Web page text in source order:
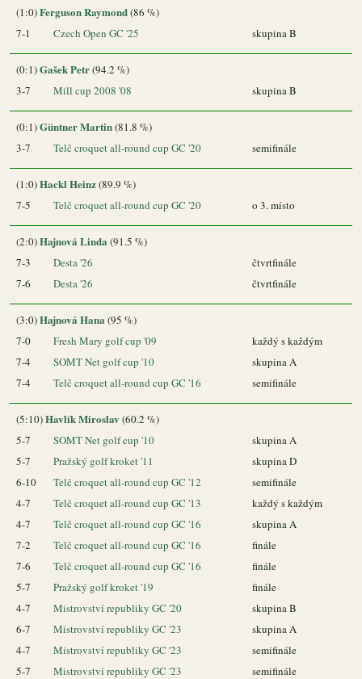
(1:0)Ferguson Raymond(86 %)
7-1
Czech Open GC '25 skupina B
(0:1)Gašek Petr(94.2 %)
3-7
Mill cup 2008 '08 skupina B
(0:1)Güntner Martin(81.8 %)
3-7
Telč croquet all-round cup GC '20 semifinále
(1:0)Hackl Heinz(89.9 %)
7-5
Telč croquet all-round cup GC '20 o 3. místo
(2:0)Hajnová Linda (91.5 %)
7-3
Desta '26
čtvrtfinále
7-6
Desta '26 čtvrtfinále
(3:0)Hajnová Hana (95 %)
7-0
Fresh Mary golf cup '09
každý s každým
7-4
SOMT Net golf cup '10
skupina A
7-4
Telč croquet all-round cup GC '16 semifinále
(5:10)Havlík Miroslav (60.2 %)
5-7
SOMT Net golf cup '10
skupina A
5-7
Pražský golf kroket '11
skupina D
6-10
Telč croquet all-round cup GC '12
semifinále
4-7
Telč croquet all-round cup GC '13
každý s každým
4-7
Telč croquet all-round cup GC '16
skupina A
7-2
Telč croquet all-round cup GC '16
finále
7-6
Telč croquet all-round cup GC '16
finále
5-7
Pražský golf kroket '19
finále
4-7
Mistrovství republiky GC '20
skupina B
6-7
Mistrovství republiky GC '23
skupina A
4-7
Mistrovství republiky GC '23
semifinále
5-7
Mistrovství republiky GC '23
semifinále